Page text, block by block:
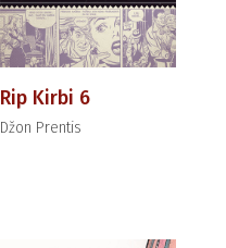
Rip Kirbi 6
Džon Prentis